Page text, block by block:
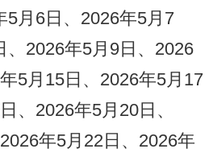
5月6日、2026年5月7
、2026年5月9日、2026
5月15日、2026年5月17
、2026年5月20日、
年5月22日、2026年